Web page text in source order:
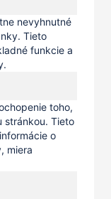
nevyhnutné
Tieto
funkcie a
toho,
stránkou. Tieto
o
miera